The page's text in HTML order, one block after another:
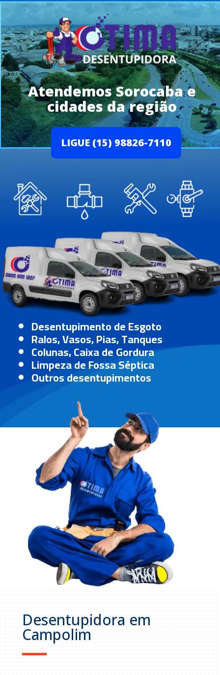
Atendemos Sorocaba e
cidades da região
LIGUE (15) 98826-7110
Desentupimento de Esgoto
Ralos, Vasos, Pias, Tanques
Colunas, Caixa de Gordura
Limpeza de Fossa Séptica
Outros desentupimentos
Desentupidora em
Campolim